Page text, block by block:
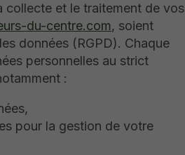
collecte et le traitement de vos
du-centre.com, soient
données (RGPD). Chaque
personnelles au strict
:
pour la gestion de votre